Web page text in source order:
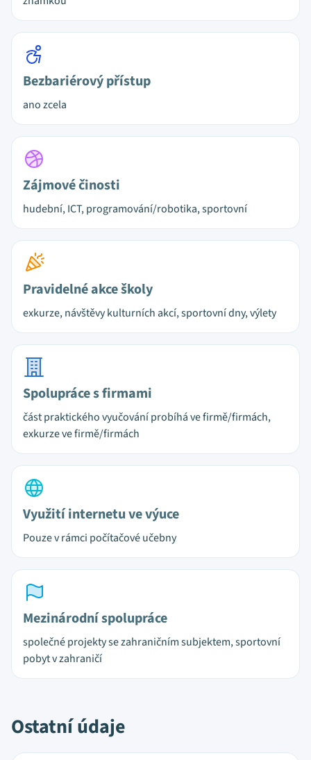
Bezbariérový přístup
ano zcela
Zájmové činosti
hudební, ICT, programování/robotika, sportovní
Pravidelné akce školy
exkurze, návštěvy kulturních akcí, sportovní dny, výlety
Spolupráce s firmami
část praktického vyučování probíhá ve firmě/firmách,
exkurze ve firmě/firmách
Využití internetu ve výuce
Pouze v rámci počítačové učebny
Mezinárodní spolupráce
společné projekty se zahraničním subjektem, sportovní
pobyt v zahraničí
Ostatní údaje